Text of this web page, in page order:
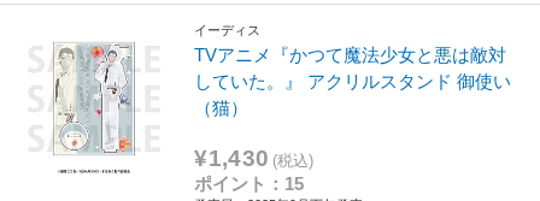
イーディス
TVアニメ『かつて魔法少女と悪は敵対
していた。』 アクリルスタンド 御使い
（猫）
¥1,430 (税込)
ポイント：15